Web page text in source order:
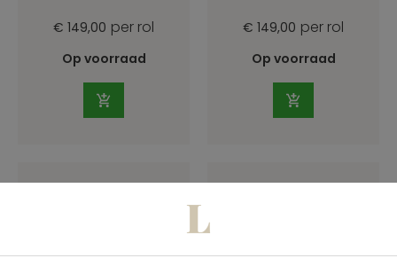
€ 149,00 per rol
Op voorraad
€ 149,00 per rol
Op voorraad